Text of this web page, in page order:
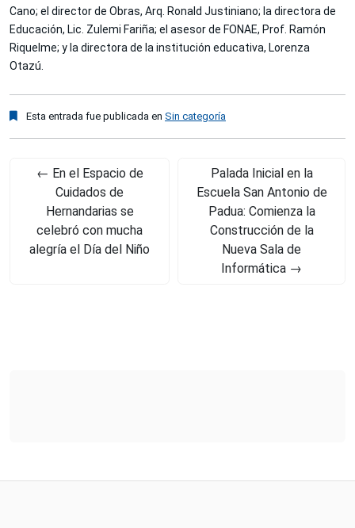
Cano; el director de Obras, Arq. Ronald Justiniano; la directora de
Educación, Lic. Zulemi Fariña; el asesor de FONAE, Prof. Ramón
Riquelme; y la directora de la institución educativa, Lorenza
Otazú.
Esta entrada fue publicada en Sin categoría
← En el Espacio de
Cuidados de
Hernandarias se
celebró con mucha
alegría el Día del Niño
Palada Inicial en la
Escuela San Antonio de
Padua: Comienza la
Construcción de la
Nueva Sala de
Informática →